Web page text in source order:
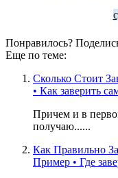
Понравилось?
Еще по теме:
Сколько Стоит
• Как заверить
Причем и в
получаю......
Как Правильно
Пример • Где